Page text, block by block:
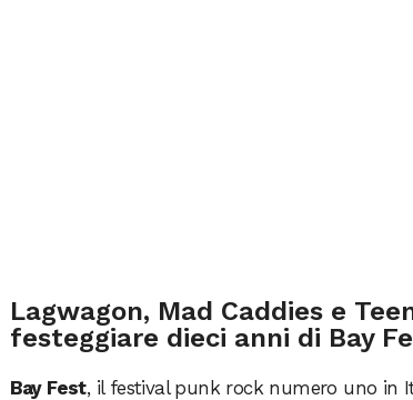
Lagwagon, Mad Caddies e
festeggiare dieci anni di Bay
Bay Fest, il festival punk rock numero uno in